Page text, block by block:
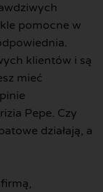
pomocne w
klientów i są
mieć
Pepe. Czy
działają, a